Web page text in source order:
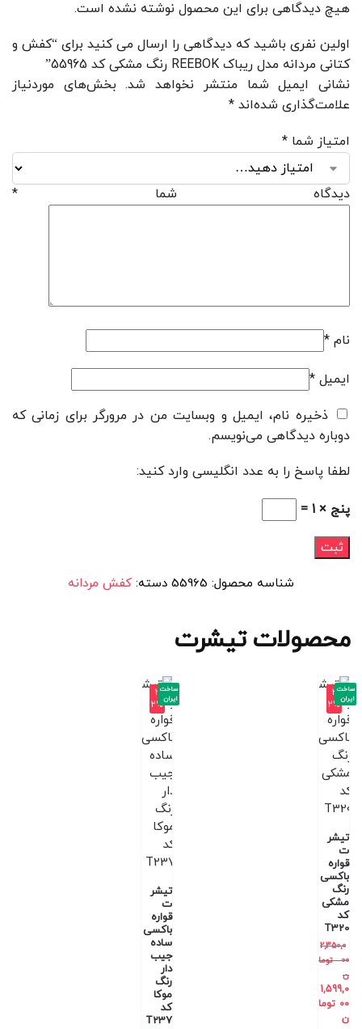
هیچ دیدگاهی برای این محصول نوشته نشده است.
اولین نفری باشید که دیدگاهی را ارسال می کنید برای “کفش و
کتانی مردانه مدل ریباک REEBOK رنگ مشکی کد 55965”
نشانی ایمیل شما منتشر نخواهد شد. بخش‌های موردنیاز
علامت‌گذاری شده‌اند *
امتیاز شما *
دیدگاه شما *
نام *
ایمیل *
ذخیره نام، ایمیل و وبسایت من در مرورگر برای زمانی که
دوباره دیدگاهی می‌نویسم.
لطفا پاسخ را به عدد انگلیسی وارد کنید:
پنج × 1 =
شناسه محصول: 55965 دسته: کفش مردانه
محصولات تیشرت
-3
2%
تیشر
ت
قواره
باکسی
رنگ
مشکی
کد
T320
2,350,0
00
توما
ن
1,599,0
00 توما
ن
ساخت
ایران
-3
2%
تیشر
ت
قواره
باکسی
ساده
جیب
دار
رنگ
موکا
کد
T237
ساخت
ایران